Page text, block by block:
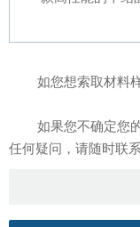
如您想索取材料样
如果您不确定您的
任何疑问，请随时联